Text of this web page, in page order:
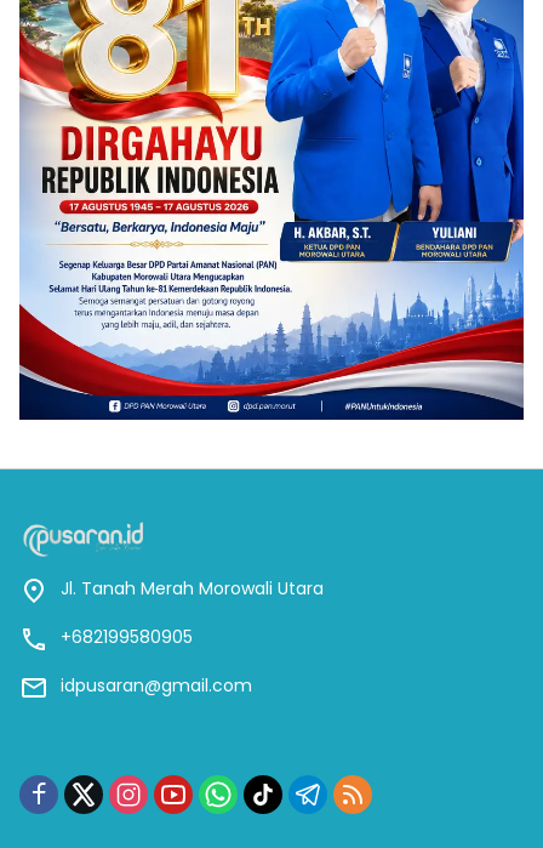
Jl. Tanah Merah Morowali Utara
+682199580905
idpusaran@gmail.com